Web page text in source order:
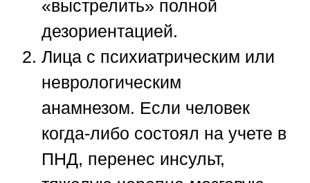
«выстрелить» полной
дезориентацией.
Лица с психиатрическим или
неврологическим
анамнезом. Если человек
когда-либо состоял на учете в
ПНД, перенес инсульт,